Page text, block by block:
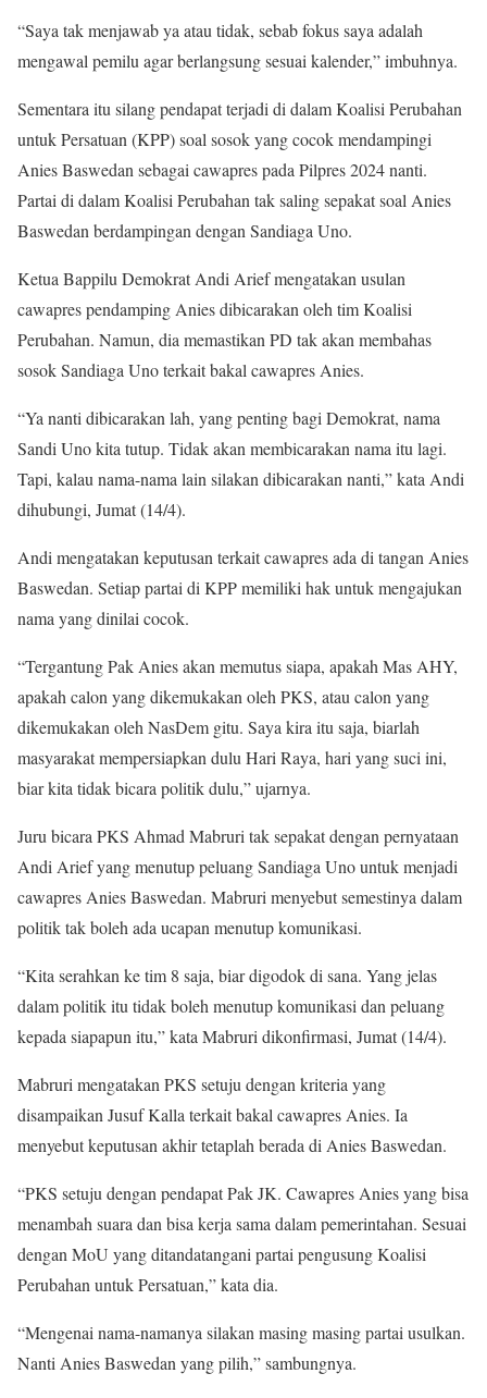
“Saya tak menjawab ya atau tidak, sebab fokus saya adalah
mengawal pemilu agar berlangsung sesuai kalender,” imbuhnya.
Sementara itu silang pendapat terjadi di dalam Koalisi Perubahan
untuk Persatuan (KPP) soal sosok yang cocok mendampingi
Anies Baswedan sebagai cawapres pada Pilpres 2024 nanti.
Partai di dalam Koalisi Perubahan tak saling sepakat soal Anies
Baswedan berdampingan dengan Sandiaga Uno.
Ketua Bappilu Demokrat Andi Arief mengatakan usulan
cawapres pendamping Anies dibicarakan oleh tim Koalisi
Perubahan. Namun, dia memastikan PD tak akan membahas
sosok Sandiaga Uno terkait bakal cawapres Anies.
“Ya nanti dibicarakan lah, yang penting bagi Demokrat, nama
Sandi Uno kita tutup. Tidak akan membicarakan nama itu lagi.
Tapi, kalau nama-nama lain silakan dibicarakan nanti,” kata Andi
dihubungi, Jumat (14/4).
Andi mengatakan keputusan terkait cawapres ada di tangan Anies
Baswedan. Setiap partai di KPP memiliki hak untuk mengajukan
nama yang dinilai cocok.
“Tergantung Pak Anies akan memutus siapa, apakah Mas AHY,
apakah calon yang dikemukakan oleh PKS, atau calon yang
dikemukakan oleh NasDem gitu. Saya kira itu saja, biarlah
masyarakat mempersiapkan dulu Hari Raya, hari yang suci ini,
biar kita tidak bicara politik dulu,” ujarnya.
Juru bicara PKS Ahmad Mabruri tak sepakat dengan pernyataan
Andi Arief yang menutup peluang Sandiaga Uno untuk menjadi
cawapres Anies Baswedan. Mabruri menyebut semestinya dalam
politik tak boleh ada ucapan menutup komunikasi.
“Kita serahkan ke tim 8 saja, biar digodok di sana. Yang jelas
dalam politik itu tidak boleh menutup komunikasi dan peluang
kepada siapapun itu,” kata Mabruri dikonfirmasi, Jumat (14/4).
Mabruri mengatakan PKS setuju dengan kriteria yang
disampaikan Jusuf Kalla terkait bakal cawapres Anies. Ia
menyebut keputusan akhir tetaplah berada di Anies Baswedan.
“PKS setuju dengan pendapat Pak JK. Cawapres Anies yang bisa
menambah suara dan bisa kerja sama dalam pemerintahan. Sesuai
dengan MoU yang ditandatangani partai pengusung Koalisi
Perubahan untuk Persatuan,” kata dia.
“Mengenai nama-namanya silakan masing masing partai usulkan.
Nanti Anies Baswedan yang pilih,” sambungnya.